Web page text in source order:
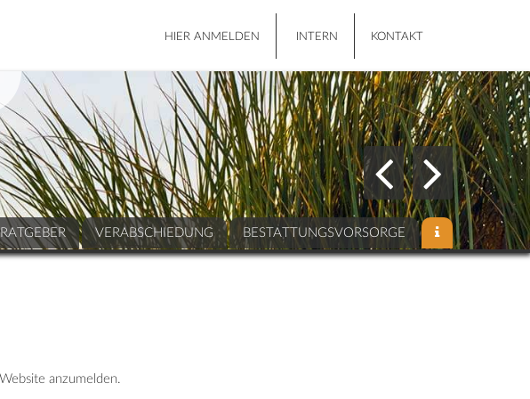
HIER ANMELDEN INTERN KONTAKT
RATGEBER VERABSCHIEDUNG BESTATTUNGSVORSORGE
anzumelden.